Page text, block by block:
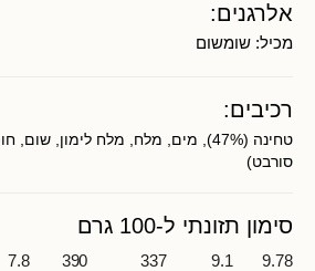
אלרגנים:
מכיל: שומשום
רכיבים:
טחינה (47%), מים, מלח, מלח לימון,
סורבט)
סימון תזונתי ל-100 גרם
9.78
9.1
337
390
7.8